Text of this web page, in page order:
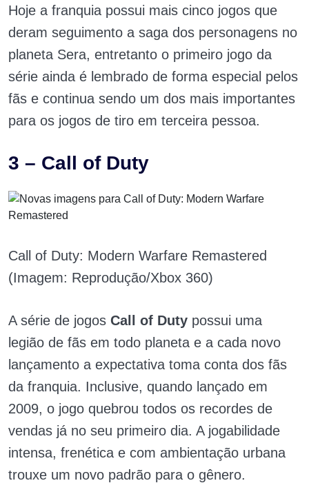
Hoje a franquia possui mais cinco jogos que
deram seguimento a saga dos personagens no
planeta Sera, entretanto o primeiro jogo da
série ainda é lembrado de forma especial pelos
fãs e continua sendo um dos mais importantes
para os jogos de tiro em terceira pessoa.
3 – Call of Duty
Call of Duty: Modern Warfare Remastered
(Imagem: Reprodução/Xbox 360)
A série de jogos Call of Duty possui uma
legião de fãs em todo planeta e a cada novo
lançamento a expectativa toma conta dos fãs
da franquia. Inclusive, quando lançado em
2009, o jogo quebrou todos os recordes de
vendas já no seu primeiro dia. A jogabilidade
intensa, frenética e com ambientação urbana
trouxe um novo padrão para o gênero.